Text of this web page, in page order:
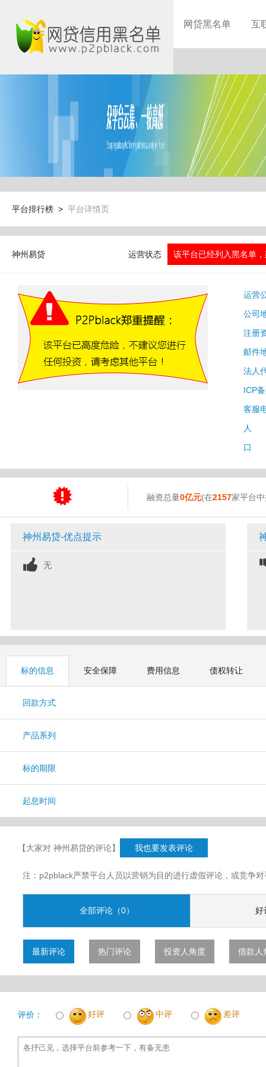
网贷黑名单 互
平台排行榜 > 平台详情页
神州易贷 运营状态 该平台已经列入黑名单
运营
公司
注册
邮件
法人
ICP
客服
人
口
融资总量0亿元(在2157家平台
神州易贷-优点提示
无
标的信息 安全保障 费用信息 债权转让
回款方式
产品系列
标的期限
起息时间
【大家对 神州易贷的评论】 我也要发表评论
注：p2pblack严禁平台人员以营销为目的进行虚假评论，或竞争
全部评论（0） 好
最新评论 热门评论 投资人角度 借款人
评价： 好评 中评 差评